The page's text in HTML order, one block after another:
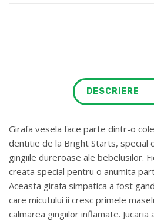
DESCRIERE
Girafa vesela face parte dintr-o
dentitie de la Bright Starts, special
gingiile dureroase ale bebelusilor.
creata special pentru o anumita
Aceasta girafa simpatica a fost
care micutului ii cresc primele
calmarea gingiilor inflamate.